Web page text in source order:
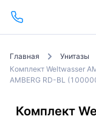
Главная Унитазы
Комплект Weltwasser
AMBERG RD-BL
Комплект